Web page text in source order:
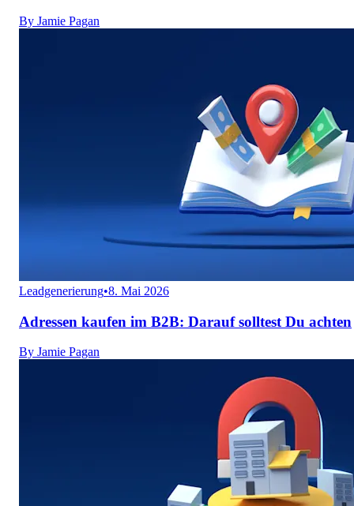
By Jamie Pagan
Leadgenerierung•8. Mai 2026
Adressen kaufen im B2B: Darauf solltest Du achten
By Jamie Pagan